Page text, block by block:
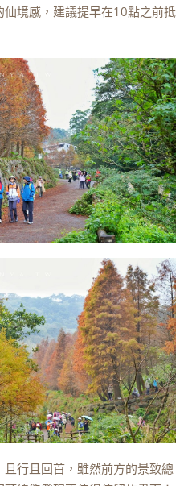
境感，建議提早在10點之前抵
行且回首，雖然前方的景致總